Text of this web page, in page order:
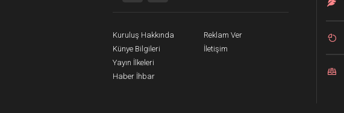
Kuruluş Hakkında
Künye Bilgileri
Yayın İlkeleri
Haber İhbar
Reklam Ver
İletişim